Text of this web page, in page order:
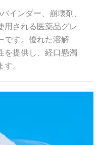
インダー、崩壊剤、
用される医薬品グレ
です。優れた溶解
を提供し、経口懸濁
。